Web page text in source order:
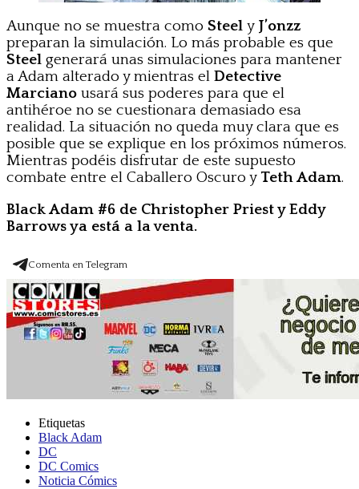
Aunque no se muestra como Steel y J’onzz
preparan la simulación. Lo más probable es que
Steel generará unas simulaciones para mantener
a Adam alterado y mientras el Detective
Marciano usará sus poderes para que el
antihéroe no se cuestionara demasiado esa
realidad. La situación no queda muy clara que es
posible que se explique en los próximos números.
Mientras podéis disfrutar de este supuesto
combate entre el Caballero Oscuro y Teth Adam.
Black Adam #6 de Christopher Priest y Eddy
Barrows ya está a la venta.
Comenta en Telegram
Etiquetas
Black Adam
DC
DC Comics
Noticia Cómics